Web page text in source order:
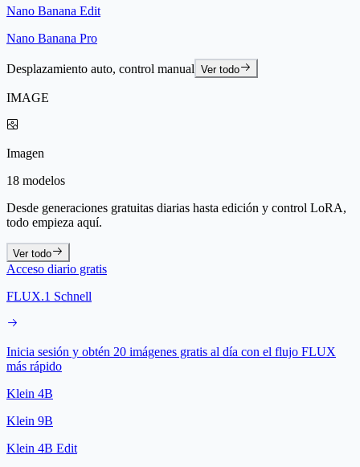
Nano Banana Edit
Nano Banana Pro
Desplazamiento auto, control manual Ver todo
IMAGE
Imagen
18 modelos
Desde generaciones gratuitas diarias hasta edición y control LoRA,
todo empieza aquí.
Ver todo
Acceso diario gratis
FLUX.1 Schnell
Inicia sesión y obtén 20 imágenes gratis al día con el flujo FLUX
más rápido
Klein 4B
Klein 9B
Klein 4B Edit